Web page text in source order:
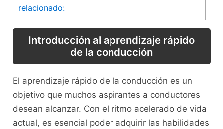
relacionado:
Introducción al⁢ aprendizaje rápido
de la conducción
El aprendizaje rápido de la conducción es un
objetivo que ‍muchos aspirantes a conductores
desean alcanzar. Con el ritmo acelerado de vida
actual,‌ es esencial poder‍ adquirir las habilidades